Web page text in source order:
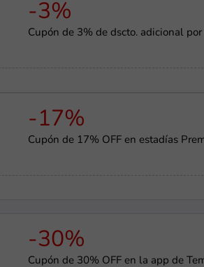
-3%
Cupón de 3% de dscto. adicional
-17%
Cupón de 17% OFF en estadías
-30%
Cupón de 30% OFF en la app de